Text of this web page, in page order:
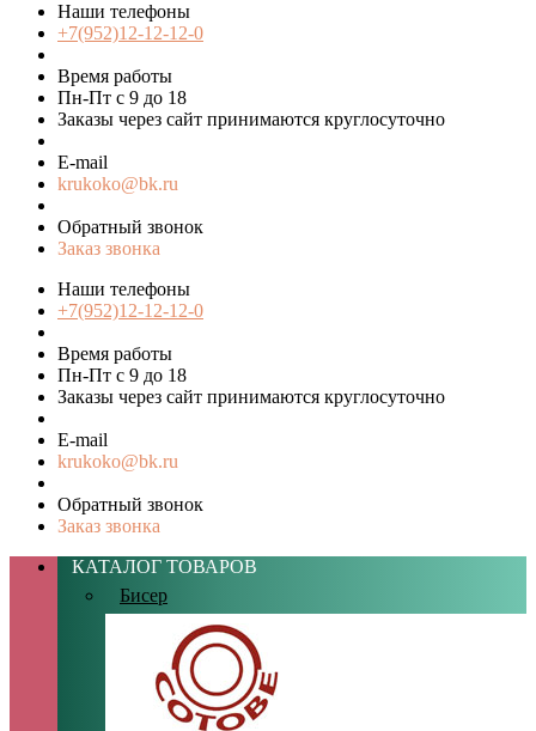
Наши телефоны
+7(952)12-12-12-0
Время работы
Пн-Пт с 9 до 18
Заказы через сайт принимаются круглосуточно
E-mail
krukoko@bk.ru
Обратный звонок
Заказ звонка
Наши телефоны
+7(952)12-12-12-0
Время работы
Пн-Пт с 9 до 18
Заказы через сайт принимаются круглосуточно
E-mail
krukoko@bk.ru
Обратный звонок
Заказ звонка
КАТАЛОГ ТОВАРОВ
Бисер